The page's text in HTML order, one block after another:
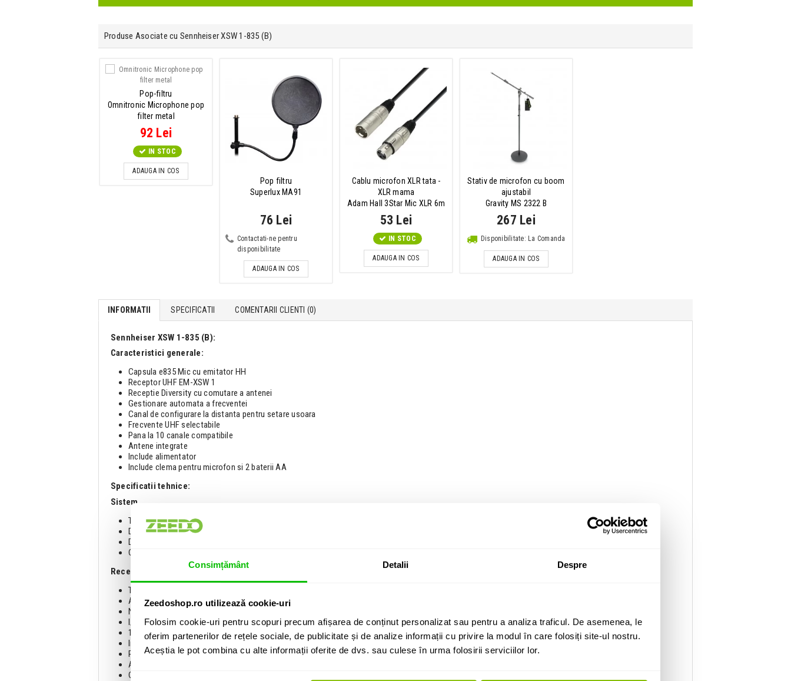
Consimțământ Detalii Despre
Zeedoshop.ro utilizează cookie-uri
Folosim cookie-uri pentru scopuri precum afișarea de conținut personalizat sau pentru a analiza traficul. De asemenea, le
oferim partenerilor de rețele sociale, de publicitate și de analize informații cu privire la modul în care folosiți site-ul nostru.
Aceștia le pot combina cu alte informații oferite de dvs. sau culese în urma folosirii serviciilor lor.
Produse Asociate cu Sennheiser XSW 1-835 (B)
Pop-filtru
Omnitronic Microphone pop
filter metal
92 Lei
IN STOC
ADAUGA IN COS
Pop filtru
Superlux MA91
76 Lei
Contactati-ne pentru
disponibilitate
ADAUGA IN COS
Cablu microfon XLR tata -
XLR mama
Adam Hall 3Star Mic XLR 6m
53 Lei
IN STOC
ADAUGA IN COS
Stativ de microfon cu boom
ajustabil
Gravity MS 2322 B
267 Lei
Disponibilitate: La Comanda
ADAUGA IN COS
INFORMATII SPECIFICATII COMENTARII CLIENTI (0)
Sennheiser XSW 1-835 (B):
Caracteristici generale:
Capsula e835 Mic cu emitator HH
Receptor UHF EM-XSW 1
Receptie Diversity cu comutare a antenei
Gestionare automata a frecventei
Canal de configurare la distanta pentru setare usoara
Frecvente UHF selectabile
Pana la 10 canale compatibile
Antene integrate
Include alimentator
Include clema pentru microfon si 2 baterii AA
Specificatii tehnice:
Sistem
Tehnologie wireless: UHF analog
Diversity: Da
Distanta maxima de operare: 30,5 metri
Criptare: Nu
Receptor
Tip receptor: 1 x Tabletop
Antene: 2 x interne
Numar de canale audio: 1
I/O audio: 1 x XLR 3 pini balansat Mic/Line Out
1 x Jack 6.3 mm TS nebalansat Mic/Line Out
Interval de reglaj gain: 45 dB (in pasi de 5 dB)
Raspuns in frecventa: 50 Hz pana la 16 kHz -3 dB
Afisaj: LED alfanumeric
Cerinte de alimentare: Adaptor AC/DC